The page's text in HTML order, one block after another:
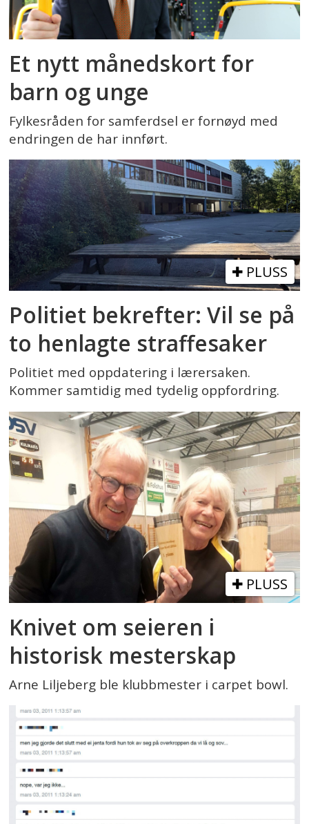
Et nytt månedskort for
barn og unge
Fylkesråden for samferdsel er fornøyd med
endringen de har innført.
PLUSS
Politiet bekrefter: Vil se på
to henlagte straffesaker
Politiet med oppdatering i lærersaken.
Kommer samtidig med tydelig oppfordring.
PLUSS
Knivet om seieren i
historisk mesterskap
Arne Liljeberg ble klubbmester i carpet bowl.